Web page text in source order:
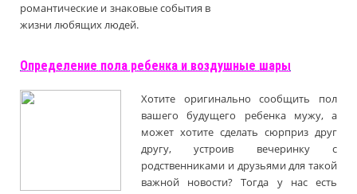
романтические и знаковые события в
жизни любящих людей.
Определение пола ребенка и воздушные шары
Хотите оригинально сообщить пол
вашего будущего ребенка мужу, а
может хотите сделать сюрприз друг
другу, устроив вечеринку с
родственниками и друзьями для такой
важной новости? Тогда у нас есть